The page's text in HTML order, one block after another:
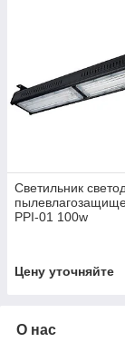
Светильник
PPI-01 100w
Цену уточняйте
О нас